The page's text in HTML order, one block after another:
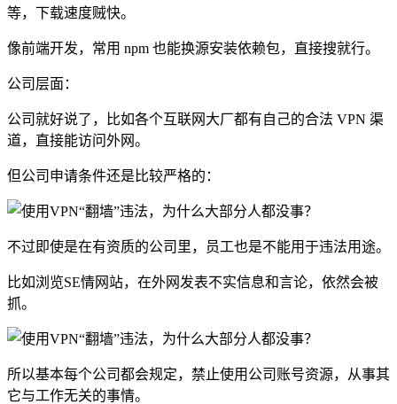
等，下载速度贼快。
像前端开发，常用 npm 也能换源安装依赖包，直接搜就行。
公司层面：
公司就好说了，比如各个互联网大厂都有自己的合法 VPN 渠
道，直接能访问外网。
但公司申请条件还是比较严格的：
不过即使是在有资质的公司里，员工也是不能用于违法用途。
比如浏览SE情网站，在外网发表不实信息和言论，依然会被
抓。
所以基本每个公司都会规定，禁止使用公司账号资源，从事其
它与工作无关的事情。